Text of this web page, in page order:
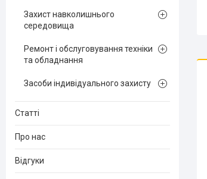
Захист навколишнього
середовища
Ремонт і обслуговування техніки
та обладнання
Засоби індивідуального захисту
Статті
Про нас
Відгуки